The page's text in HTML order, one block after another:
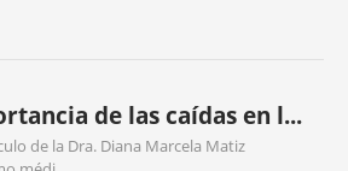
de las caídas en l...
de la Dra. Diana Marcela Matiz